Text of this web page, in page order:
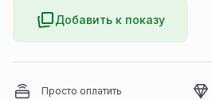
Добавить к показу
Просто оплатить